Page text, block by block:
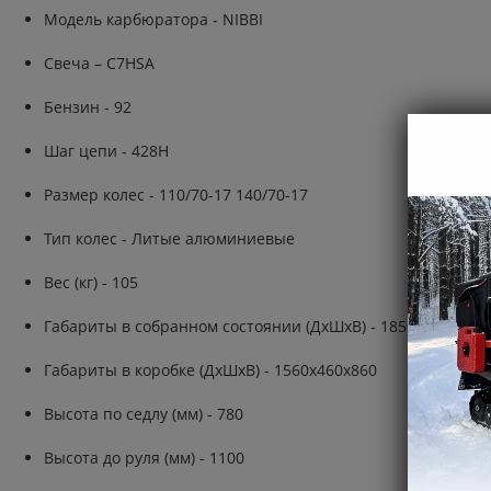
Модель карбюратора - NIBBI
Свеча – C7HSA
Бензин - 92
Шаг цепи - 428H
Размер колес - 110/70-17 140/70-17
Тип колес - Литые алюминиевые
Вес (кг) - 105
Габариты в собранном состоянии (ДхШхВ) - 1850х900х1100
Габариты в коробке (ДхШхВ) - 1560x460x860
Высота по седлу (мм) - 780
Высота до руля (мм) - 1100